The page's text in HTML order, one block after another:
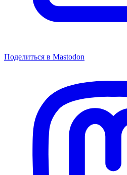
Поделиться в Mastodon